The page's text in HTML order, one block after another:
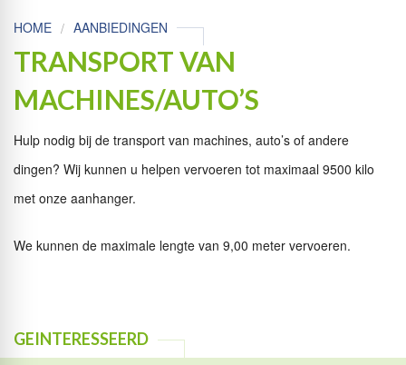
HOME AANBIEDINGEN
TRANSPORT VAN
MACHINES/AUTO’S
Hulp nodig bij de transport van machines, auto’s of andere
dingen? Wij kunnen u helpen vervoeren tot maximaal 9500 kilo
met onze aanhanger.
We kunnen de maximale lengte van 9,00 meter vervoeren.
GEINTERESSEERD